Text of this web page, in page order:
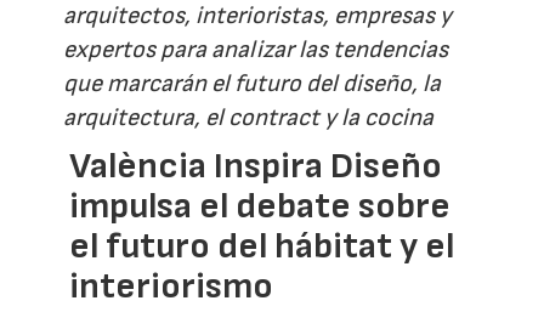
arquitectos, interioristas, empresas y
expertos para analizar las tendencias
que marcarán el futuro del diseño, la
arquitectura, el contract y la cocina
València Inspira Diseño
impulsa el debate sobre
el futuro del hábitat y el
interiorismo